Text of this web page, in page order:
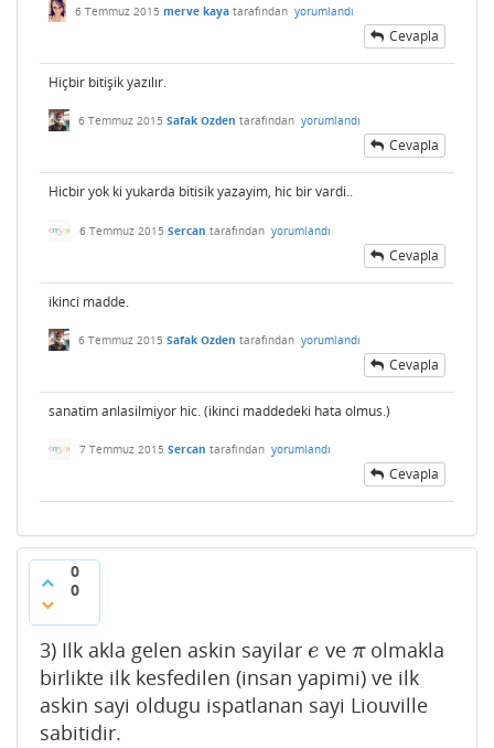
6 Temmuz 2015 merve kaya tarafından yorumlandı
Cevapla
Hiçbir bitişik yazılır.
6 Temmuz 2015 Safak Ozden tarafından yorumlandı
Cevapla
Hicbir yok ki yukarda bitisik yazayim, hic bir vardi..
6 Temmuz 2015 Sercan tarafından yorumlandı
Cevapla
ikinci madde.
6 Temmuz 2015 Safak Ozden tarafından yorumlandı
Cevapla
sanatim anlasilmiyor hic. (ikinci maddedeki hata olmus.)
7 Temmuz 2015 Sercan tarafından yorumlandı
Cevapla
0
0
3) Ilk akla gelen askin sayilar e
e ve π
πolmakla
birlikte ilk kesfedilen (insan yapimi) ve ilk
askin sayi oldugu ispatlanan sayi Liouville
sabitidir.